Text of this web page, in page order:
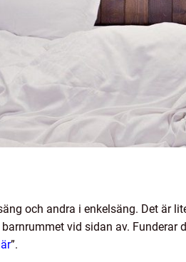
och andra i enkelsäng. Det är
vid sidan av. Funderar
”.